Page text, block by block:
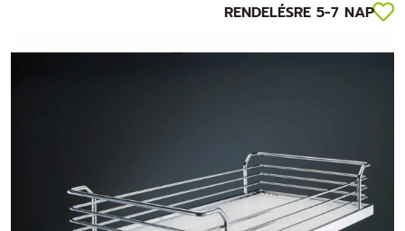
RENDELÉSRE 5-7 NAP